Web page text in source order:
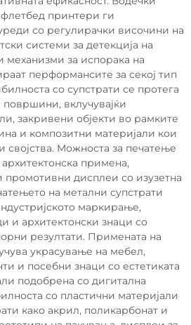
принтери ги
со регулирачки височини на
системи за детекција на
механизми за испорака на
перформансите за секој тип
со супстрати се протега
вклучувајќи
закривени објекти во рамките
и композитни материјали кои
својства. Можноста за печатење
примена,
дисплеи со изузетна
на метални супстрати
маркирање,
и архитектонски знаци со
резултати. Примената на
украсување на мебел,
и посебни знаци со естетиката
подобрена со дигитална
со пластични материјали
како акрил, поликарбонат и